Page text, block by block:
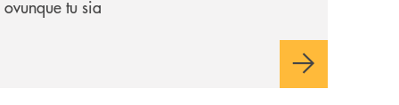
ovunque tu sia